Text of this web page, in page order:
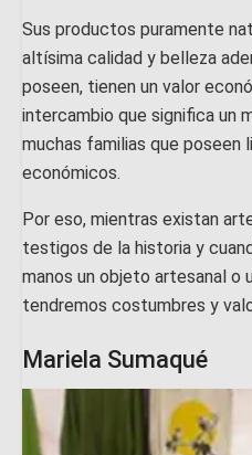
Sus productos puramente
altísima calidad y belleza
poseen, tienen un valor
intercambio que significa un
muchas familias que poseen
económicos.
Por eso, mientras existan
testigos de la historia y
manos un objeto artesanal o
tendremos costumbres y
Mariela Sumaqué